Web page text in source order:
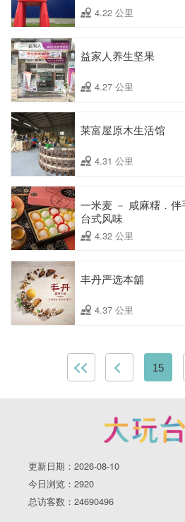
4.22 公里
益家人养生坚果
4.27 公里
莱富屋原木生活馆
4.31 公里
一米麦 － 咸麻糬．伴
台式风味
4.32 公里
丰丹严选本舖
4.37 公里
15
更新日期：2026-08-10
今日浏览：2920
总访客数：24690496